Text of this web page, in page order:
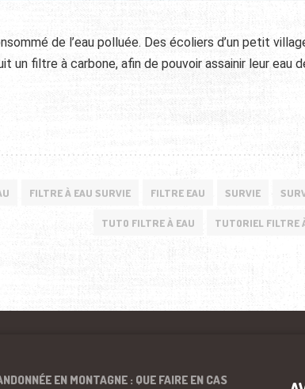
de l’eau polluée. Des écoliers d’un petit
filtre à carbone, afin de pouvoir assainir leur eau
FILTRE À EAU SURVIE FILTRE EAU SURVIE
TUTO FILTRE À EAU TUTORIEL FILTRE
EN MONTAGNE : QUE FAIRE EN CAS